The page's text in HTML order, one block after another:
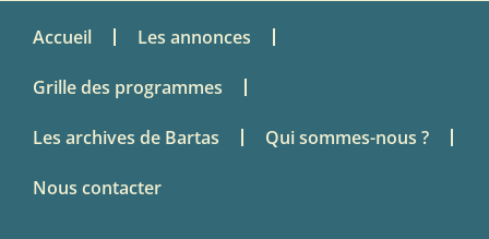
Accueil Les annonces
Grille des programmes
Les archives de Bartas Qui sommes-nous ?
Nous contacter